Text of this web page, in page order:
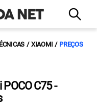
XIAOMI PREÇOS
C75 -